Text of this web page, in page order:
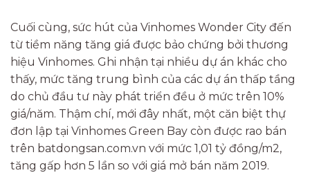
Cuối cùng, sức hút của Vinhomes Wonder City đến
từ tiềm năng tăng giá được bảo chứng bởi thương
hiệu Vinhomes. Ghi nhận tại nhiều dự án khác cho
thấy, mức tăng trung bình của các dự án thấp tầng
do chủ đầu tư này phát triển đều ở mức trên 10%
giá/năm. Thậm chí, mới đây nhất, một căn biệt thự
đơn lập tại Vinhomes Green Bay còn được rao bán
trên batdongsan.com.vn với mức 1,01 tỷ đồng/m2,
tăng gấp hơn 5 lần so với giá mở bán năm 2019.